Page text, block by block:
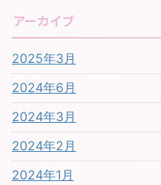
アーカイブ
2025年3月
2024年6月
2024年3月
2024年2月
2024年1月